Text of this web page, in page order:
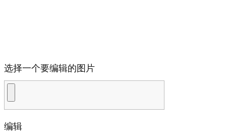
选择一个要编辑的图片
编辑